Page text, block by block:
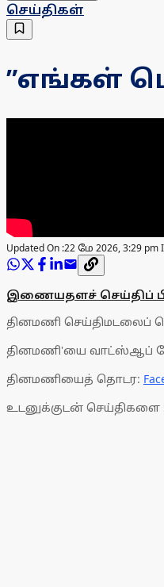
செய்திகள்
”எங்கள்
Updated On :22 மே 2026, 3:29 pm
இணையதளச் செய்திப்
தினமணி செய்திமடலைப்
தினமணி'யை வாட்ஸ்ஆப்
தினமணியைத் தொடர:
உடனுக்குடன் செய்திகளை